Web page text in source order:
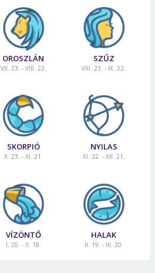
OROSZLÁN
VII. 23. - VIII. 22.
SZŰZ
VIII. 23. - IX. 22.
SKORPIÓ
X. 23. - XI. 21.
NYILAS
XI. 22. - XII. 21.
VÍZÖNTŐ
I. 20. - II. 18.
HALAK
II. 19. - III. 20.